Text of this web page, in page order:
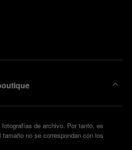
de archivo. Por tanto, es
no se correspondan con los